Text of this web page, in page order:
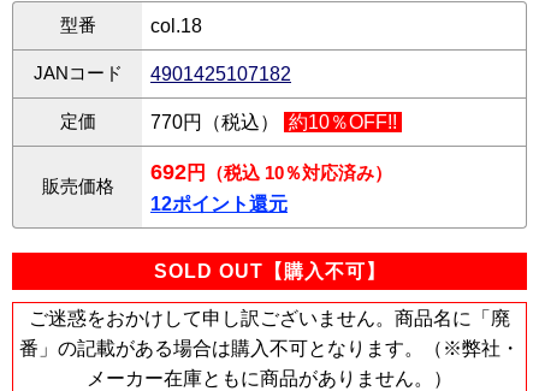
型番 col.18
JANコード 4901425107182
定価 770円（税込） 約10％OFF!!
販売価格
692円
（税込 10％対応済み）
12ポイント還元
SOLD OUT【購入不可】
ご迷惑をおかけして申し訳ございません。商品名に「廃
番」の記載がある場合は購入不可となります。（※弊社・
メーカー在庫ともに商品がありません。）